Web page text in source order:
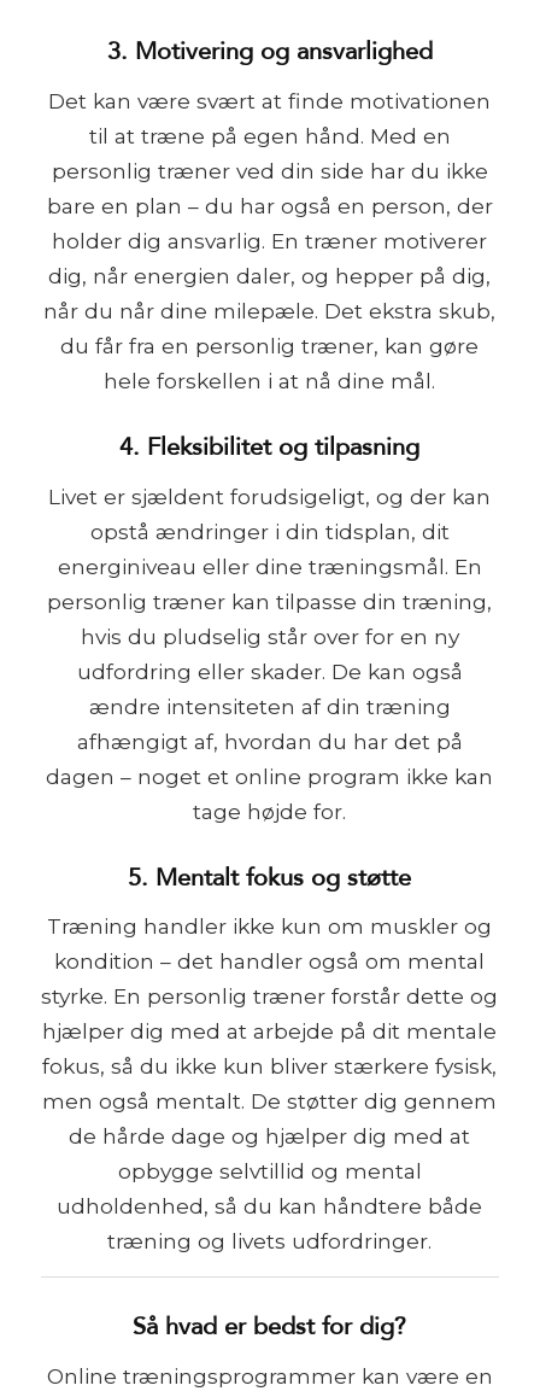
3. Motivering og ansvarlighed
Det kan være svært at finde motivationen
til at træne på egen hånd. Med en
personlig træner ved din side har du ikke
bare en plan – du har også en person, der
holder dig ansvarlig. En træner motiverer
dig, når energien daler, og hepper på dig,
når du når dine milepæle. Det ekstra skub,
du får fra en personlig træner, kan gøre
hele forskellen i at nå dine mål.
4. Fleksibilitet og tilpasning
Livet er sjældent forudsigeligt, og der kan
opstå ændringer i din tidsplan, dit
energiniveau eller dine træningsmål. En
personlig træner kan tilpasse din træning,
hvis du pludselig står over for en ny
udfordring eller skader. De kan også
ændre intensiteten af din træning
afhængigt af, hvordan du har det på
dagen – noget et online program ikke kan
tage højde for.
5. Mentalt fokus og støtte
Træning handler ikke kun om muskler og
kondition – det handler også om mental
styrke. En personlig træner forstår dette og
hjælper dig med at arbejde på dit mentale
fokus, så du ikke kun bliver stærkere fysisk,
men også mentalt. De støtter dig gennem
de hårde dage og hjælper dig med at
opbygge selvtillid og mental
udholdenhed, så du kan håndtere både
træning og livets udfordringer.
Så hvad er bedst for dig?
Online træningsprogrammer kan være en